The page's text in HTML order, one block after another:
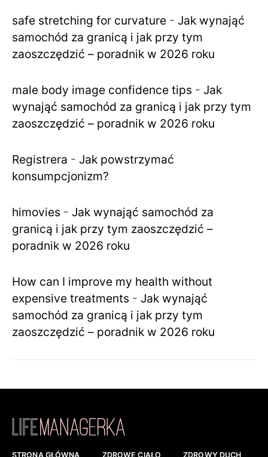
safe stretching for curvature - Jak wynająć
samochód za granicą i jak przy tym
zaoszczędzić – poradnik w 2026 roku
male body image confidence tips - Jak
wynająć samochód za granicą i jak przy tym
zaoszczędzić – poradnik w 2026 roku
Registrera - Jak powstrzymać
konsumpcjonizm?
himovies - Jak wynająć samochód za
granicą i jak przy tym zaoszczędzić –
poradnik w 2026 roku
How can I improve my health without
expensive treatments - Jak wynająć
samochód za granicą i jak przy tym
zaoszczędzić – poradnik w 2026 roku
STRONA GŁÓWNA ZDROWE CIAŁO ZDROWY DUCH